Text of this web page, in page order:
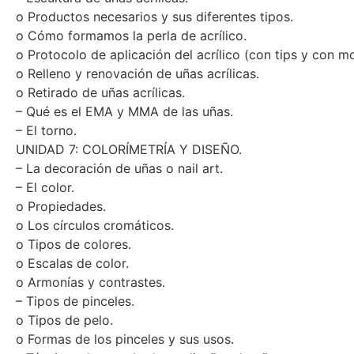
– Escultura de uñas acrílicas.
o Productos necesarios y sus diferentes tipos.
o Cómo formamos la perla de acrílico.
o Protocolo de aplicación del acrílico (con tips y con
o Relleno y renovación de uñas acrílicas.
o Retirado de uñas acrílicas.
– Qué es el EMA y MMA de las uñas.
– El torno.
UNIDAD 7: COLORÍMETRÍA Y DISEÑO.
– La decoración de uñas o nail art.
– El color.
o Propiedades.
o Los círculos cromáticos.
o Tipos de colores.
o Escalas de color.
o Armonías y contrastes.
– Tipos de pinceles.
o Tipos de pelo.